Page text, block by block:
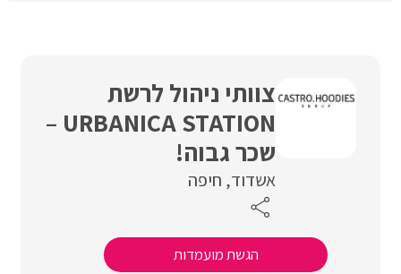
צוותי ניהול לרשת
URBANICA STATION –
שכר גבוה!
אשדוד חיפה
הגשת מועמדות